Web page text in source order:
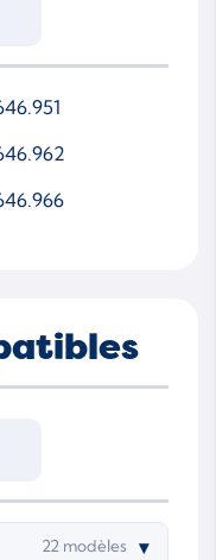
22 modèles ▾